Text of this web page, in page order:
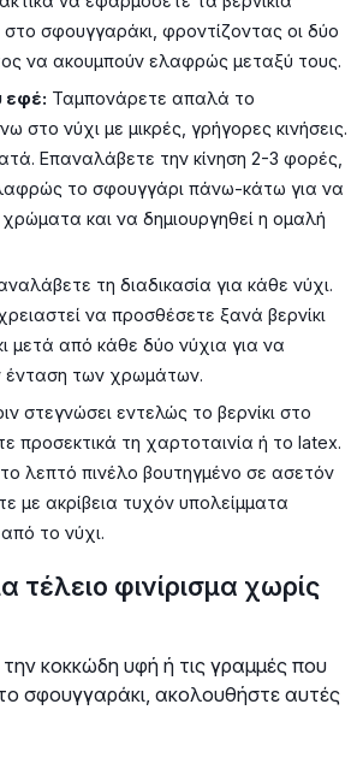
σφουγγαράκι, φροντίζοντας οι δύο
να ακουμπούν ελαφρώς μεταξύ τους.
εφέ: Ταμπονάρετε απαλά το
στο νύχι με μικρές, γρήγορες κινήσεις.
Επαναλάβετε την κίνηση 2-3 φορές,
το σφουγγάρι πάνω-κάτω για να
και να δημιουργηθεί η ομαλή
τη διαδικασία για κάθε νύχι.
να προσθέσετε ξανά βερνίκι
μετά από κάθε δύο νύχια για να
ένταση των χρωμάτων.
στεγνώσει εντελώς το βερνίκι στο
προσεκτικά τη χαρτοταινία ή το latex.
λεπτό πινέλο βουτηγμένο σε ασετόν
με ακρίβεια τυχόν υπολείμματα
το νύχι.
τέλειο φινίρισμα χωρίς
κοκκώδη υφή ή τις γραμμές που
σφουγγαράκι, ακολουθήστε αυτές